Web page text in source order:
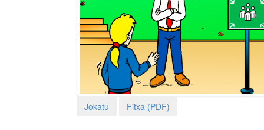
Jokatu Fitxa (PDF)